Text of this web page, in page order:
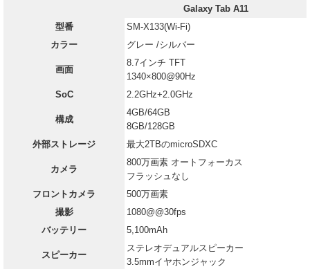
Galaxy Tab A11
型番
SM-X133(Wi-Fi)
カラー
グレー /シルバー
画面
8.7インチ TFT
1340×800@90Hz
SoC
2.2GHz+2.0GHz
構成
4GB/64GB
8GB/128GB
外部ストレージ
最大2TBのmicroSDXC
カメラ
800万画素 オートフォーカス
フラッシュなし
フロントカメラ
500万画素
撮影
1080@@30fps
バッテリー
5,100mAh
スピーカー
ステレオデュアルスピーカー
3.5mmイヤホンジャック